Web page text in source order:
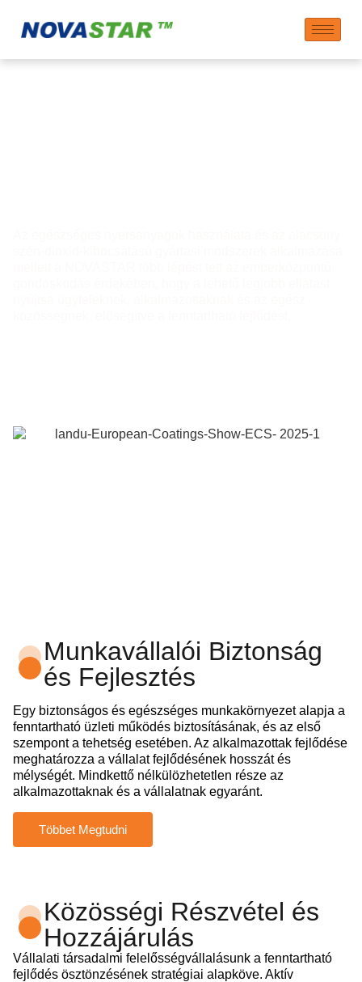
Munkavállalói Biztonság
és Fejlesztés
Egy biztonságos és egészséges munkakörnyezet alapja a
fenntartható üzleti működés biztosításának, és az első
szempont a tehetség esetében. Az alkalmazottak fejlődése
meghatározza a vállalat fejlődésének hosszát és
mélységét. Mindkettő nélkülözhetetlen része az
alkalmazottaknak és a vállalatnak egyaránt.
Többet Megtudni
Közösségi Részvétel és
Hozzájárulás
Vállalati társadalmi felelősségvállalásunk a fenntartható
fejlődés ösztönzésének stratégiai alapköve. Aktív